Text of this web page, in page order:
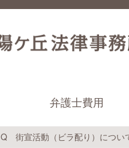
弁護士費用
Q 街宣活動（ビラ配り）につい